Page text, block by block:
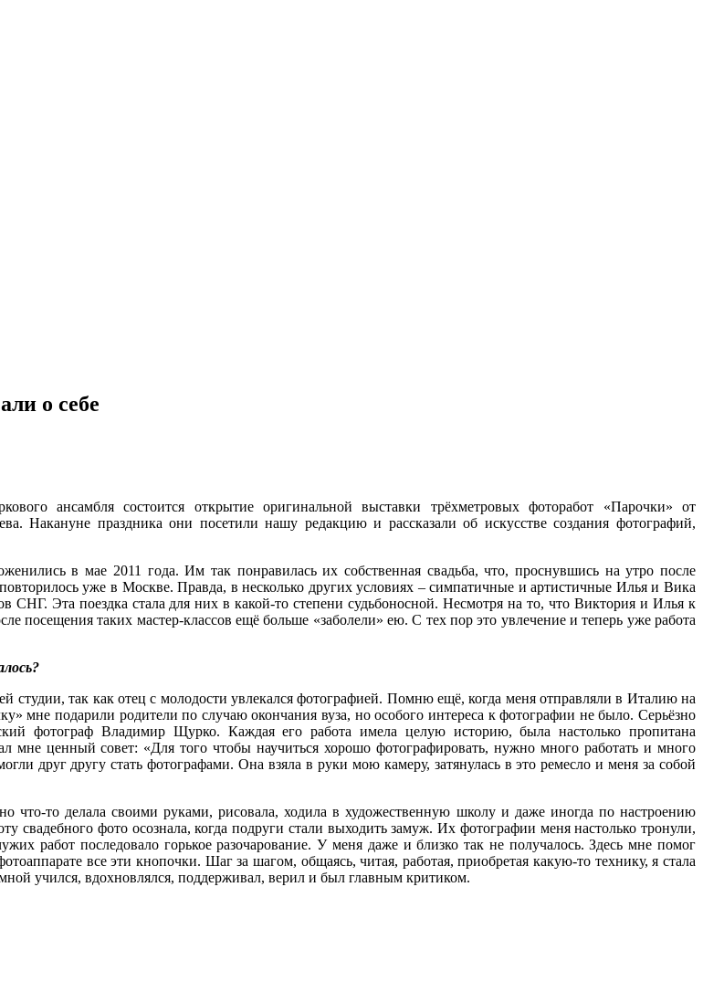
о себе
ансамбля состоится открытие оригинальной выставки трёхметровых фоторабот «Парочки» от
Накануне праздника они посетили нашу редакцию и рассказали об искусстве создания фотографий,
в мае 2011 года. Им так понравилась их собственная свадьба, что, проснувшись на утро после
уже в Москве. Правда, в несколько других условиях – симпатичные и артистичные Илья и Вика
СНГ. Эта поездка стала для них в какой-то степени судьбоносной. Несмотря на то, что Виктория и Илья к
посещения таких мастер-классов ещё больше «заболели» ею. С тех пор это увлечение и теперь уже работа
студии, так как отец с молодости увлекался фотографией. Помню ещё, когда меня отправляли в Италию на
мне подарили родители по случаю окончания вуза, но особого интереса к фотографии не было. Серьёзно
фотограф Владимир Щурко. Каждая его работа имела целую историю, была настолько пропитана
ценный совет: «Для того чтобы научиться хорошо фотографировать, нужно много работать и много
друг другу стать фотографами. Она взяла в руки мою камеру, затянулась в это ремесло и меня за собой
что-то делала своими руками, рисовала, ходила в художественную школу и даже иногда по настроению
фото осознала, когда подруги стали выходить замуж. Их фотографии меня настолько тронули,
работ последовало горькое разочарование. У меня даже и близко так не получалось. Здесь мне помог
все эти кнопочки. Шаг за шагом, общаясь, читая, работая, приобретая какую-то технику, я стала
учился, вдохновлялся, поддерживал, верил и был главным критиком.